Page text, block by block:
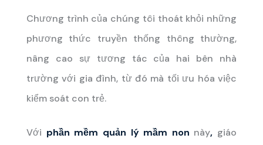
Chương trình của chúng tôi thoát khỏi những
phương thức truyền thống thông thường,
nâng cao sự tương tác của hai bên nhà
trường với gia đình, từ đó mà tối ưu hóa việc
kiểm soát con trẻ.
Với phần mềm quản lý mầm non này, giáo